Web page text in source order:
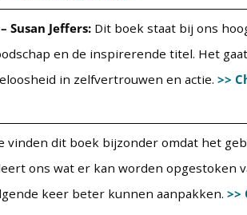
Susan Jeffers: Dit boek staat bij ons
en de inspirerende titel. Het
in zelfvertrouwen en actie.>>
vinden dit boek bijzonder omdat het
ons wat er kan worden opgestoken
keer beter kunnen aanpakken. >>